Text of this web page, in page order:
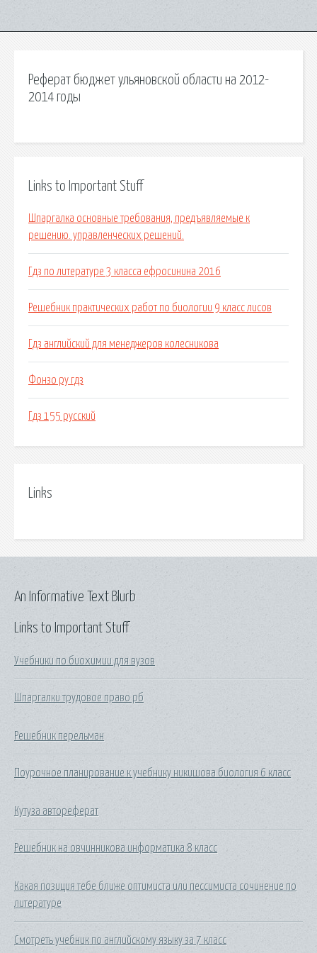
Реферат бюджет ульяновской области на 2012-
2014 годы
Links to Important Stuff
Шпаргалка основные требования, предъявляемые к
решению. управленческих решений.
Гдз по литературе 3 класса ефросинина 2016
Решебник практических работ по биологии 9 класс лисов
Гдз английский для менеджеров колесникова
Фонзо ру гдз
Гдз 155 русский
Links
Links to Important Stuff
Учебники по биохимии для вузов
Шпаргалки трудовое право рб
Решебник перельман
Поурочное планирование к учебнику никишова биология 6 класс
Кутуза автореферат
Решебник на овчинникова информатика 8 класс
Какая позиция тебе ближе оптимиста или пессимиста сочинение по
литературе
Смотреть учебник по английскому языку за 7 класс
An Informative Text Blurb